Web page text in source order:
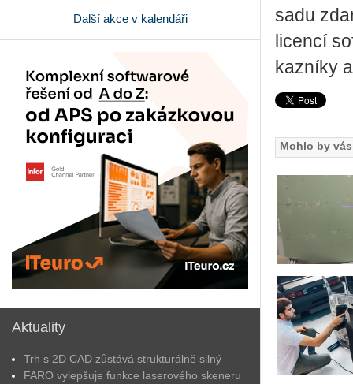
Další akce v kalendáři
Aktuality
Trh s 2D CAD zůstává strukturálně silný
FARO vylepšuje funkce laserového skeneru
sadu
li­cen­cí
kaz­ní­ky
Mohlo by